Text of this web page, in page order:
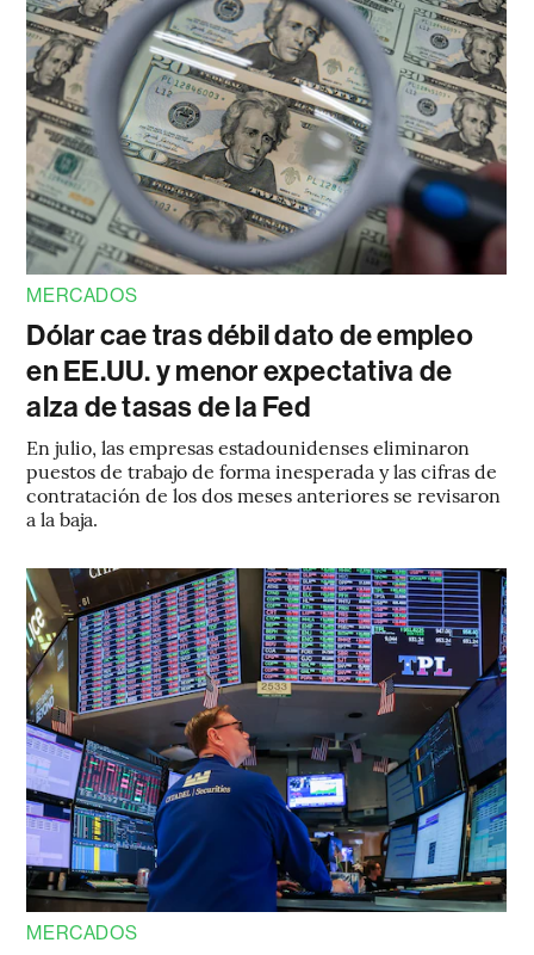
MERCADOS
Dólar cae tras débil dato de empleo
en EE.UU. y menor expectativa de
alza de tasas de la Fed
En julio, las empresas estadounidenses eliminaron
puestos de trabajo de forma inesperada y las cifras de
contratación de los dos meses anteriores se revisaron
a la baja.
MERCADOS